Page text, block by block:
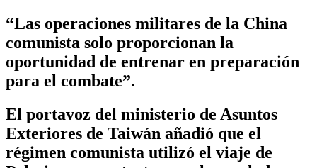
“Las operaciones militares de la China
comunista solo proporcionan la
oportunidad de entrenar en preparación
para el combate”.
El portavoz del ministerio de Asuntos
Exteriores de Taiwán añadió que el
régimen comunista utilizó el viaje de